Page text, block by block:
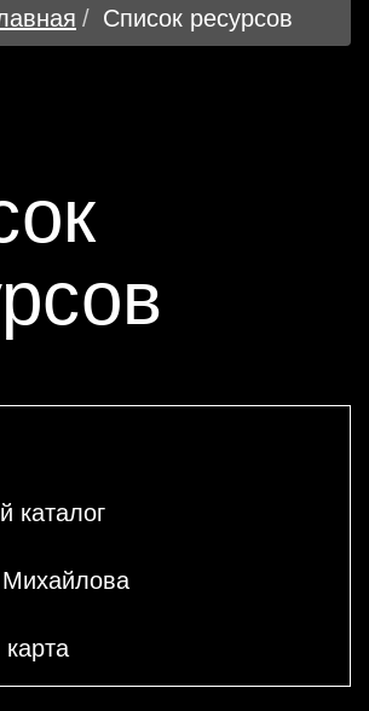
Список ресурсов
каталог
Михайлова